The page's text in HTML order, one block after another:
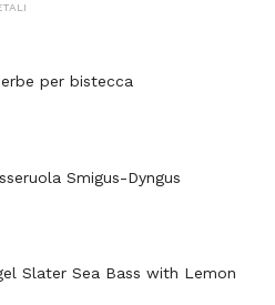
per bistecca
Smigus-Dyngus
Slater Sea Bass with Lemon